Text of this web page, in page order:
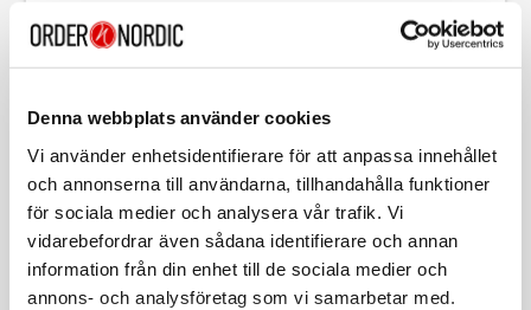
Denna webbplats använder cookies
Vi använder enhetsidentifierare för att anpassa innehållet
och annonserna till användarna, tillhandahålla funktioner
för sociala medier och analysera vår trafik. Vi
vidarebefordrar även sådana identifierare och annan
information från din enhet till de sociala medier och
annons- och analysföretag som vi samarbetar med.
Se alla produkter inom Severin
Specifikation
Beskrivning
Art. nr:A16642
Tillv. art. nr:EZ7415